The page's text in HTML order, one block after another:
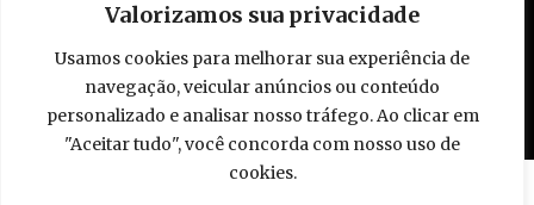
Valorizamos sua privacidade
Usamos cookies para melhorar sua experiência de
navegação, veicular anúncios ou conteúdo
personalizado e analisar nosso tráfego. Ao clicar em
"Aceitar tudo", você concorda com nosso uso de
cookies.
© 2009 - 2026 Piloto Policial. Todos os direitos reservados. Brasil.